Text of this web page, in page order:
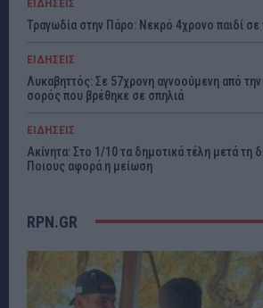
ΕΙΔΗΣΕΙΣ
Τραγωδία στην Πάρο: Νεκρό 4χρονο παιδί σε
ΕΙΔΗΣΕΙΣ
Λυκαβηττός: Σε 57χρονη αγνοούμενη από
σορός που βρέθηκε σε σπηλιά
ΕΙΔΗΣΕΙΣ
Ακίνητα: Στο 1/10 τα δημοτικά τέλη μετά τη
Ποιους αφορά η μείωση
RPN.GR